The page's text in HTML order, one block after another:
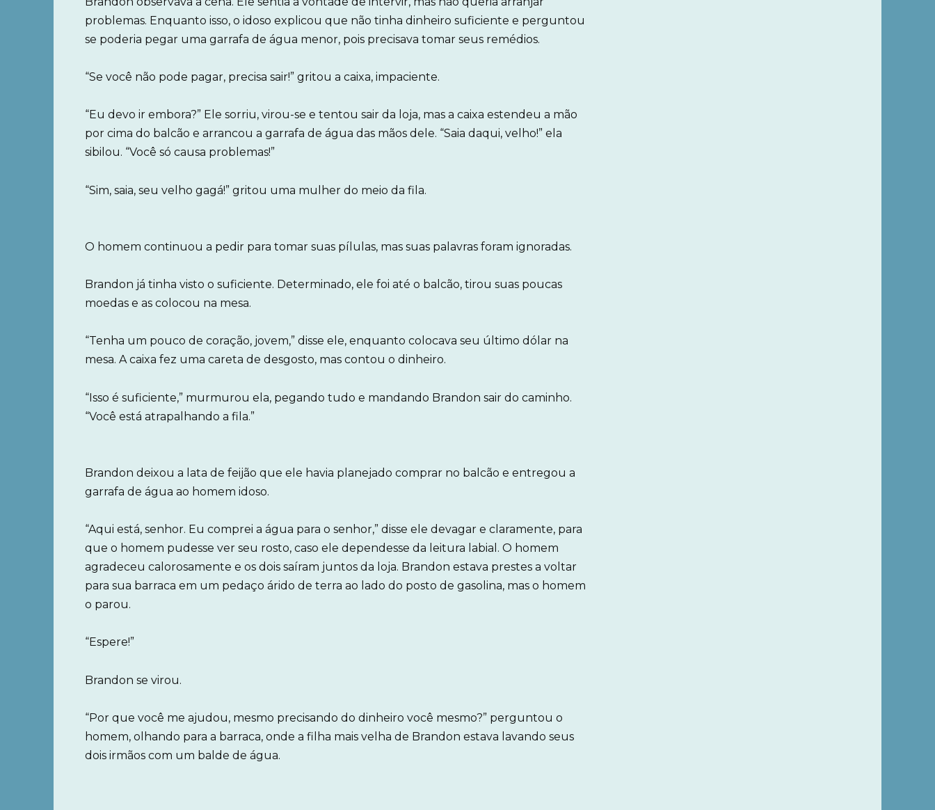
problemas. Enquanto isso, o idoso explicou que não tinha dinheiro suficiente e perguntou
se poderia pegar uma garrafa de água menor, pois precisava tomar seus remédios.
“Se você não pode pagar, precisa sair!” gritou a caixa, impaciente.
“Eu devo ir embora?” Ele sorriu, virou-se e tentou sair da loja, mas a caixa estendeu a mão
por cima do balcão e arrancou a garrafa de água das mãos dele. “Saia daqui, velho!” ela
sibilou. “Você só causa problemas!”
“Sim, saia, seu velho gagá!” gritou uma mulher do meio da fila.
O homem continuou a pedir para tomar suas pílulas, mas suas palavras foram ignoradas.
Brandon já tinha visto o suficiente. Determinado, ele foi até o balcão, tirou suas poucas
moedas e as colocou na mesa.
“Tenha um pouco de coração, jovem,” disse ele, enquanto colocava seu último dólar na
mesa. A caixa fez uma careta de desgosto, mas contou o dinheiro.
“Isso é suficiente,” murmurou ela, pegando tudo e mandando Brandon sair do caminho.
“Você está atrapalhando a fila.”
Brandon deixou a lata de feijão que ele havia planejado comprar no balcão e entregou a
garrafa de água ao homem idoso.
“Aqui está, senhor. Eu comprei a água para o senhor,” disse ele devagar e claramente, para
que o homem pudesse ver seu rosto, caso ele dependesse da leitura labial. O homem
agradeceu calorosamente e os dois saíram juntos da loja. Brandon estava prestes a voltar
para sua barraca em um pedaço árido de terra ao lado do posto de gasolina, mas o homem
o parou.
“Espere!”
Brandon se virou.
“Por que você me ajudou, mesmo precisando do dinheiro você mesmo?” perguntou o
homem, olhando para a barraca, onde a filha mais velha de Brandon estava lavando seus
dois irmãos com um balde de água.